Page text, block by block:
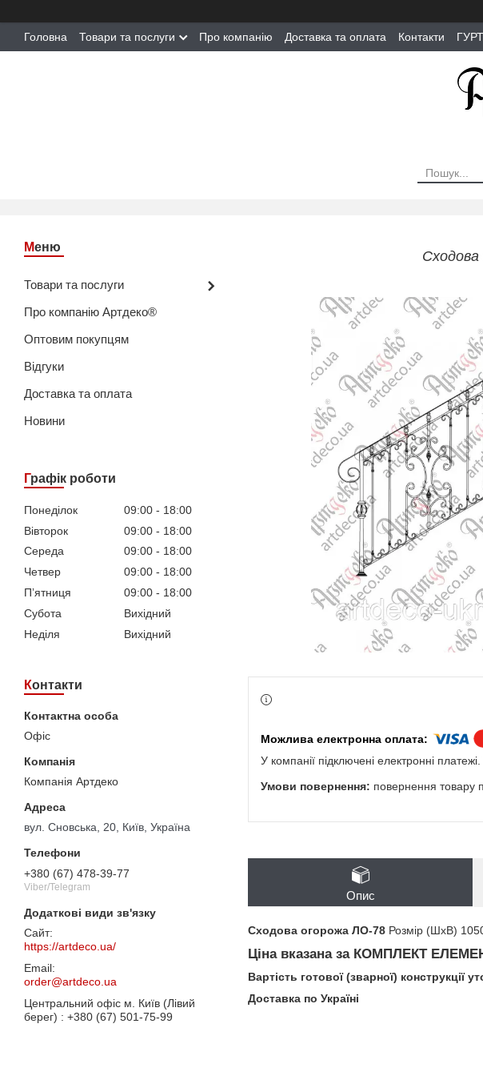
Головна Товари та послуги Про компанію Доставка та оплата Контакти ГУРТ
Товари та послуги
Про компанію Артдеко®
Оптовим покупцям
Відгуки
Доставка та оплата
Новини
Графік роботи
Понеділок 09:00
18:00
Вівторок
09:00
18:00
Середа
09:00
18:00
Четвер
09:00
18:00
Пʼятниця
09:00
18:00
Субота
Вихідний
Неділя
Вихідний
Контакти
Офіс
Компанія Артдеко
вул. Сновська, 20, Київ, Україна
+380 (67) 478-39-77
Viber/Telegram
https://artdeco.ua/
order@artdeco.ua
Центральний офіс м. Київ (Лівий
берег)
+380 (67) 501-75-99
У компанії підключені електронні
повернення товару
Опис
Сходова огорожа ЛО-78 Розмір (ШхВ)
Ціна вказана за КОМПЛЕКТ
Вартість готової (зварної) конструкції
Доставка по Україні